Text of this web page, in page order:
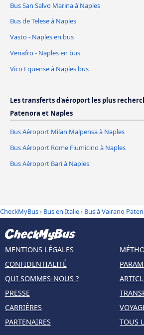
Bus San Salvo Marina à Naples
Bus de Telese à Naples
Vasto - Naples en bus
Venafro - Naples en bus
Vico Equense à Naples bus
Les transferts d'aéroport les plus
Patenora et Naples
Bus Aéroport Milan Malpensa à Naples
Bus Aéroport Rome Fiumicino à Naples
Bus Aéroport Bari à Naples
CheckMyBus› Bus en Italie› Bus à Vairano
MENTIONS LÉGALES
CONFIDENTIALITÉ
QUI SOMMES-NOUS ?
PRESSE
CARRIÈRES
PARTENAIRES
TOUS